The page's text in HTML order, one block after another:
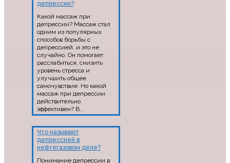
депрессии?
Какой массаж при
депрессии? Массаж стал
одним из популярных
способов борьбы с
депрессией, и это не
случайно. Он помогает
расслабиться, снизить
уровень стресса и
улучшить общее
самочувствие. Но какой
массаж при депрессии
действительно
эффективен? В...
Что называют
депрессией в
нефтегазовом деле?
Понимание депрессии в